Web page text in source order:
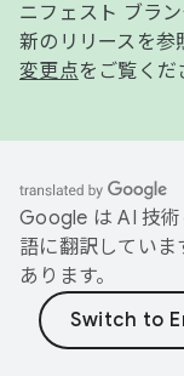
ニフェスト ブラ
新のリリースを参
変更点をご覧くだ
Google は AI 技
語に翻訳していま
あります。